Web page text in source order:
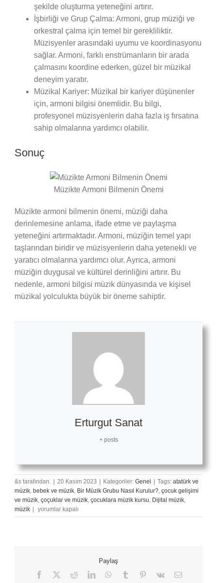
şekilde oluşturma yeteneğini artırır.
İşbirliği ve Grup Çalma: Armoni, grup müziği ve
orkestral çalma için temel bir gerekliliktir.
Müzisyenler arasındaki uyumu ve koordinasyonu
sağlar. Armoni, farklı enstrümanların bir arada
çalmasını koordine ederken, güzel bir müzikal
deneyim yaratır.
Müzikal Kariyer: Müzikal bir kariyer düşünenler
için, armoni bilgisi önemlidir. Bu bilgi,
profesyonel müzisyenlerin daha fazla iş fırsatına
sahip olmalarına yardımcı olabilir.
Sonuç
Müzikte Armoni Bilmenin Önemi
Müzikte armoni bilmenin önemi, müziği daha
derinlemesine anlama, ifade etme ve paylaşma
yeteneğini artırmaktadır. Armoni, müziğin temel yapı
taşlarından biridir ve müzisyenlerin daha yetenekli ve
yaratıcı olmalarına yardımcı olur. Ayrıca, armoni
müziğin duygusal ve kültürel derinliğini artırır. Bu
nedenle, armoni bilgisi müzik dünyasında ve kişisel
müzikal yolculukta büyük bir öneme sahiptir.
Erturgut Sanat
+ posts
&s tarafından. | 20 Kasım 2023 | Kategoriler: Genel | Tags: atatürk ve
müzik bebek ve müzik Bir Müzik Grubu Nasıl Kurulur? çocuk gelişimi
ve müzik çoçuklar ve müzik çocuklara müzik kursu Dijital müzik
müzik |
Müzikte
Armoni
yorumlar kapalı
Paylaş
Facebook RedditLinkedInWhatsApp
Tumblr Pinterest
Vk
E-